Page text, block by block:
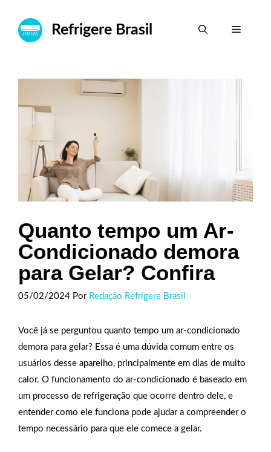
Refrigere Brasil Menu
Quanto tempo um Ar-
Condicionado demora
para Gelar? Confira
05/02/2024 Por Redação Refrigere Brasil
Você já se perguntou quanto tempo um ar-condicionado
demora para gelar? Essa é uma dúvida comum entre os
usuários desse aparelho, principalmente em dias de muito
calor. O funcionamento do ar-condicionado é baseado em
um processo de refrigeração que ocorre dentro dele, e
entender como ele funciona pode ajudar a compreender o
tempo necessário para que ele comece a gelar.